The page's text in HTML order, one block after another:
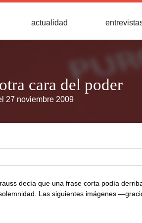
actualidad
cara del poder
27 noviembre 2009
decía que una frase corta podía
Las siguientes imágenes